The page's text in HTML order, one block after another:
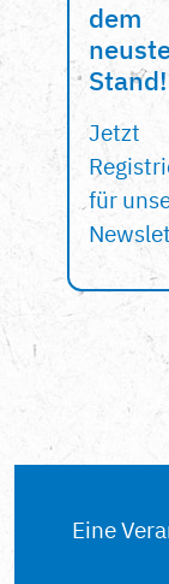
dem
Stand!
Jetzt
für
Eine